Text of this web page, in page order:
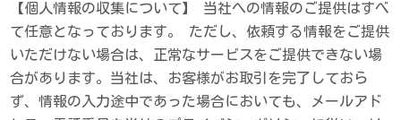
【個人情報の収集について】 当社への情報のご提供はすべ
て任意となっております。 ただし、依頼する情報をご提供
いただけない場合は、正常なサービスをご提供できない場
合があります。当社は、お客様がお取引を完了しておら
ず、情報の入力途中であった場合においても、メールアド